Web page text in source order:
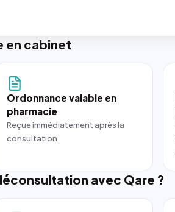
en cabinet
Ordonnance valable en
pharmacie
Reçue immédiatement après la
consultation.
avec Qare ?